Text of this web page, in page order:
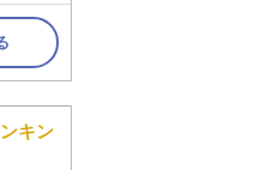
キン